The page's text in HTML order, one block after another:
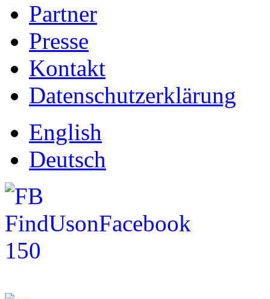
Partner
Presse
Kontakt
Datenschutzerklärung
English
Deutsch